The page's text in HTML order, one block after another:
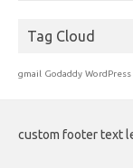
Tag Cloud
gmail Godaddy WordPress
custom footer text